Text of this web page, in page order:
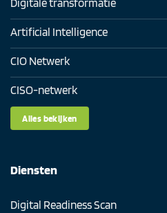
Digitale transformatie
Artificial Intelligence
CIO Netwerk
CISO-netwerk
Alles bekijken
Diensten
Digital Readiness Scan